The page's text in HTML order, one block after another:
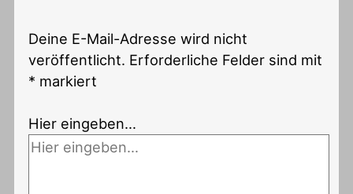
Deine E-Mail-Adresse wird nicht
veröffentlicht. Erforderliche Felder sind mit
* markiert
Hier eingeben…